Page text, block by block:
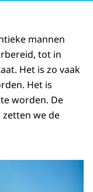
mannen
tot in
Het is zo vaak
Het is
worden. De
zetten we de